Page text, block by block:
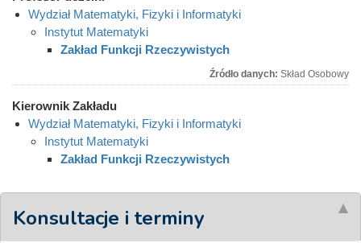
Wydział Matematyki, Fizyki i Informatyki
Instytut Matematyki
Zakład Funkcji Rzeczywistych
Źródło danych: Skład Osobowy
Kierownik Zakładu
Wydział Matematyki, Fizyki i Informatyki
Instytut Matematyki
Zakład Funkcji Rzeczywistych
Konsultacje i terminy